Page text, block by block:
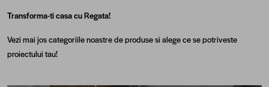
Transforma-ti casa cu Regata!
Vezi mai jos categoriile noastre de produse si alege ce se potriveste
proiectului tau!